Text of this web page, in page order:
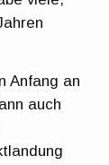
Anfang an
auch